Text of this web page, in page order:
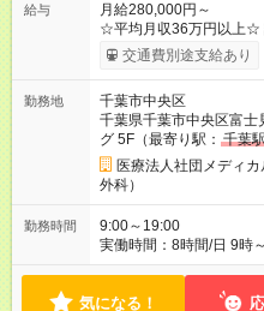
給与
月給280,000円～
☆平均月収36万円以上☆
社員として、月給26万
28万円+インセンティブ
次昇給制度アリ】 年次
役職につかない場合でもしっかり昇給♪
り 試用期間の長さ：6ヶ
なる部分があります。
月給 260,000円以上
交通費別途支給あり
勤務地
千葉市中央区
千葉県千葉市中央区富
グ 5F（最寄り駅： 千葉
医療法人社団メディ
外科）
勤務時間
9:00～19:00
実働時間：8時間/日 9時
【残業ほぼ無し！】 残
気になる！